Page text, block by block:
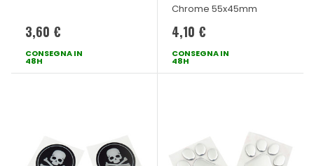
3,60 €
CONSEGNA IN
48H
Chrome 55x45mm
4,10 €
CONSEGNA IN
48H